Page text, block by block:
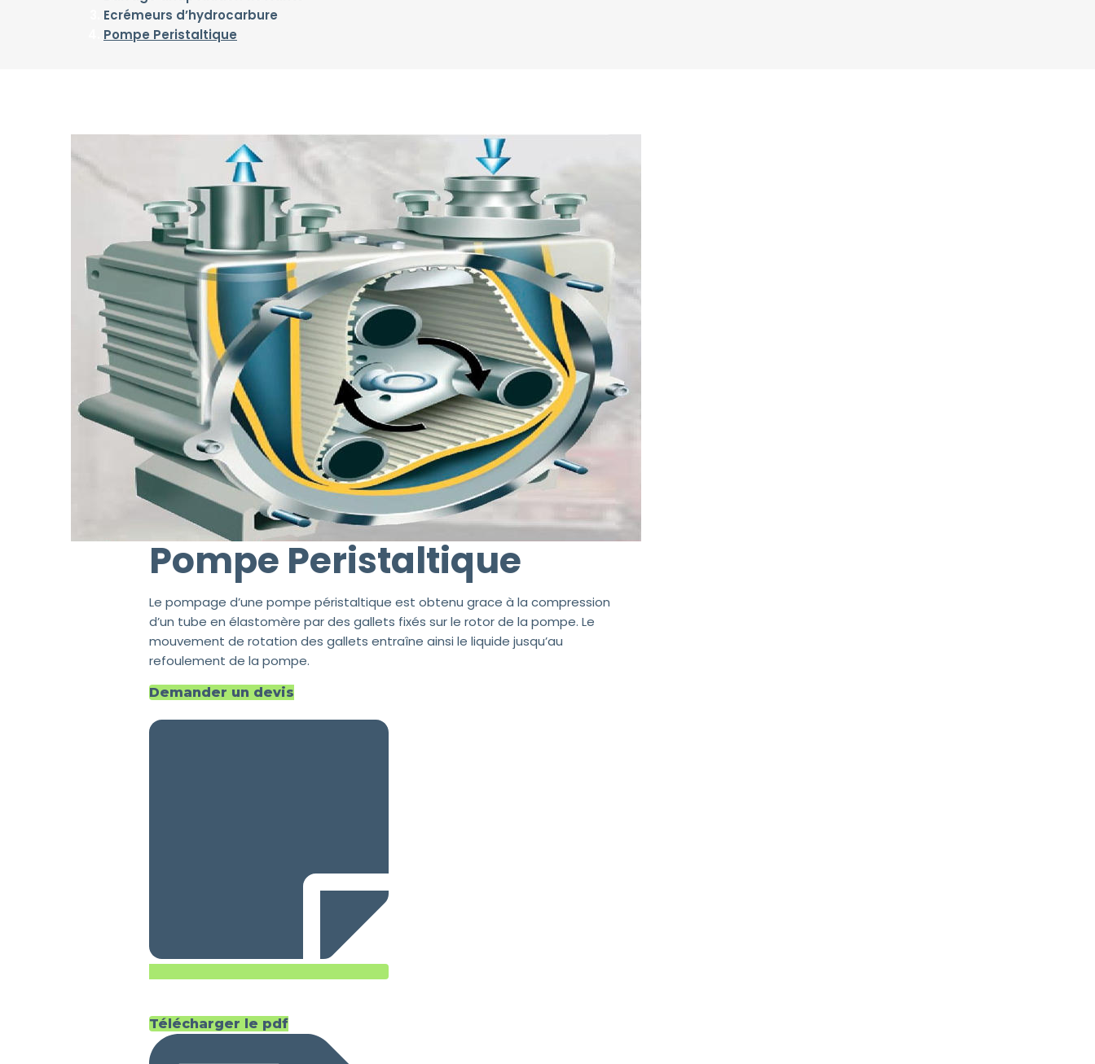
Ecrémeurs d’hydrocarbure
Pompe Peristaltique
Pompe Peristaltique
Le pompage d’une pompe péristaltique est obtenu grace à la compression
d’un tube en élastomère par des gallets fixés sur le rotor de la pompe. Le
mouvement de rotation des gallets entraîne ainsi le liquide jusqu’au
refoulement de la pompe.
Demander un devis
Télécharger le pdf